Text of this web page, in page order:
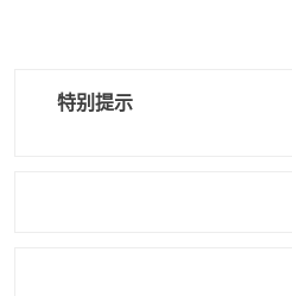
特别提示